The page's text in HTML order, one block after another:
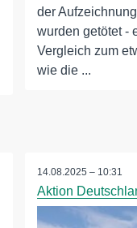
der
wurden getötet -
Vergleich zum
wie die ...
14.08.2025 – 10:31
Aktion